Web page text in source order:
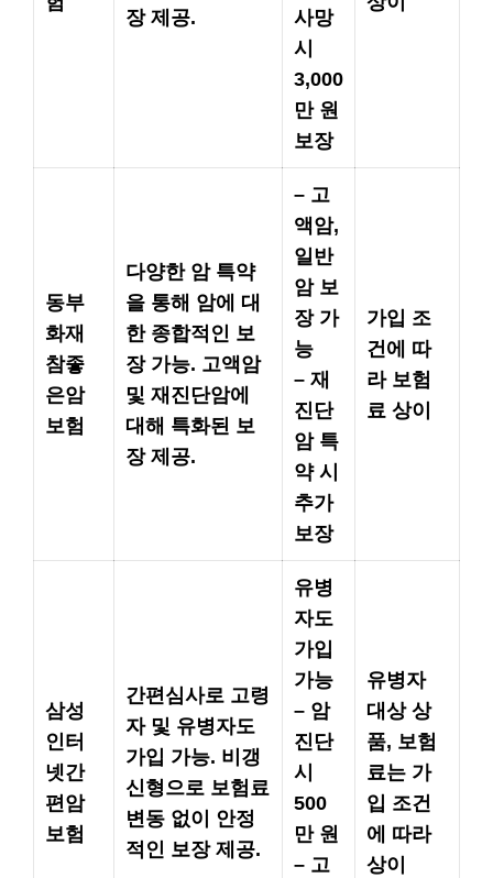
장 제공.
사망
시
3,000
만 원
보장
동부
화재
참좋
은암
보험
다양한 암 특약
을 통해 암에 대
한 종합적인 보
장 가능. 고액암
및 재진단암에
대해 특화된 보
장 제공.
– 고
액암,
일반
암 보
장 가
능
– 재
진단
암 특
약 시
추가
보장
가입 조
건에 따
라 보험
료 상이
삼성
인터
넷간
편암
보험
간편심사로 고령
자 및 유병자도
가입 가능. 비갱
신형으로 보험료
변동 없이 안정
적인 보장 제공.
유병
자도
가입
가능
– 암
진단
시
500
만 원
– 고
유병자
대상 상
품, 보험
료는 가
입 조건
에 따라
상이